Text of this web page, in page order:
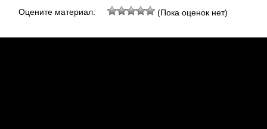
Оцените материал: (Пока оценок нет)